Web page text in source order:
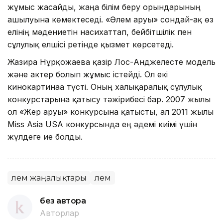
жұмыс жасайды, жаңа білім беру орындарының
ашылуына көмектеседі. «Әлем аруы» сондай-ақ өз
елінің мәдениетін насихаттап, бейбітшілік пен
сұлулық елшісі ретінде қызмет көрсетеді.
Жазира Нұрқожаева қазір Лос-Анджелесте модель
және актер болып жұмыс істейді. Ол екі
кинокартинаға түсті. Оның халықаралық сұлулық
конкурстарына қатысу тәжірибесі бар. 2007 жылы
ол «Жер аруы» конкурсына қатысты, ал 2011 жылы
Miss Asia USA конкурсында ең әдемі киімі үшін
жүлдеге ие болды.
Әлем жаңалықтары Әлем
без автора
Авторлар